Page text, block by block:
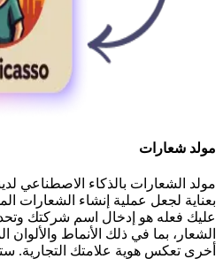
مولد شعارات
مولد الشعارات بالذكاء الاصطناعي
بعناية لجعل عملية إنشاء الشعارات
عليك فعله هو إدخال اسم شركتك
الشعار، بما في ذلك الأنماط
أخرى تعكس هوية علامتك التجارية.